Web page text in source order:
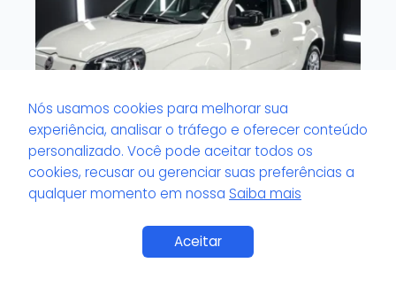
O que é viscosidade do pretinho de
pneu?
Nós usamos cookies para melhorar sua
experiência, analisar o tráfego e oferecer conteúdo
personalizado. Você pode aceitar todos os
cookies, recusar ou gerenciar suas preferências a
qualquer momento em nossa Saiba mais
AceitarSaiba Mais